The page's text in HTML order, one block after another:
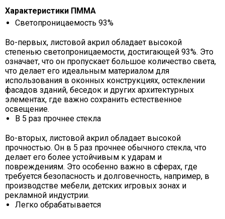
Характеристики ПММА
Светопроницаемость 93%
Во-первых, листовой акрил обладает высокой
степенью светопроницаемости, достигающей 93%. Это
означает, что он пропускает большое количество света,
что делает его идеальным материалом для
использования в оконных конструкциях, остеклении
фасадов зданий, беседок и других архитектурных
элементах, где важно сохранить естественное
освещение.
В 5 раз прочнее стекла
Во-вторых, листовой акрил обладает высокой
прочностью. Он в 5 раз прочнее обычного стекла, что
делает его более устойчивым к ударам и
повреждениям. Это особенно важно в сферах, где
требуется безопасность и долговечность, например, в
производстве мебели, детских игровых зонах и
рекламной индустрии.
Легко обрабатывается